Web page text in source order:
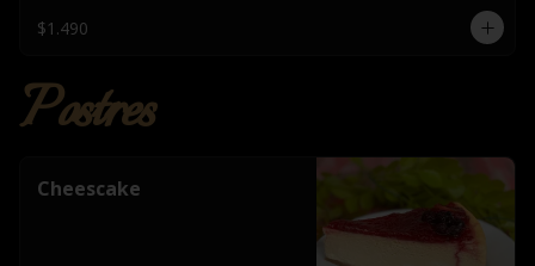
$1.490
Postres
Cheescake